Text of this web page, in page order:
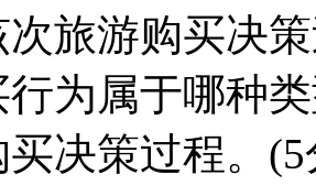
次旅游购买决
为属于哪种
决策过程。(5